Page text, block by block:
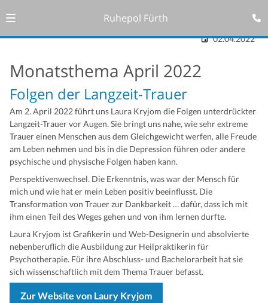
Ruhepol Fürth
02.04.2022
Monatsthema April 2022
Folgen der Langzeit-Trauer
Am 2. April 2022 führt uns Laura Kryjom die Folgen unterdrückter
Langzeit-Trauer vor Augen. Sie bringt uns nahe, wie sehr extreme
Trauer einen Menschen aus dem Gleichgewicht werfen, alle Freude
am Leben nehmen und bis in die Depression führen oder andere
psychische und physische Folgen haben kann.
Perspektivenwechsel. Die Erkenntnis, was war der Mensch für
mich und wie hat er mein Leben positiv beeinflusst. Die
Transformation von Trauer zur Dankbarkeit … dafür, dass ich mit
ihm einen Teil des Weges gehen und von ihm lernen durfte.
Laura Kryjom ist Grafikerin und Web-Designerin und absolvierte
nebenberuflich die Ausbildung zur Heilpraktikerin für
Psychotherapie. Für ihre Abschluss- und Bachelorarbeit hat sie
sich wissenschaftlich mit dem Thema Trauer befasst.
Zur Website von Laury Kryjom